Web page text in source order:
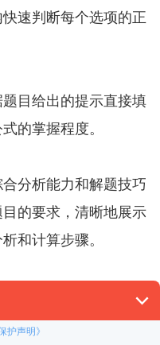
速判断每个选项的正
目给出的提示直接填
的掌握程度。
分析能力和解题技巧
的要求，清晰地展示
和计算步骤。
考生需要制定有效的